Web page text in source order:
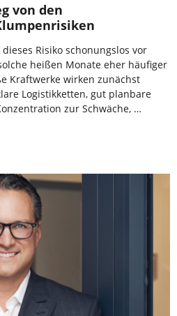
von den
Risiko schonungslos vor
heißen Monate eher häufiger
Kraftwerke wirken zunächst
Logistikketten, gut planbare
zur Schwäche, …